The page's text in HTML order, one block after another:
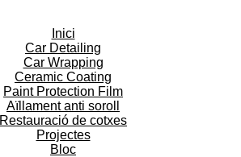
Inici
Car Detailing
Car Wrapping
Ceramic Coating
Paint Protection Film
Aïllament anti soroll
Restauració de cotxes
Projectes
Bloc